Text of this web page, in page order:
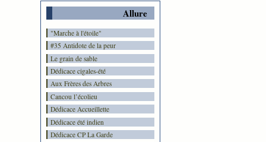
Allure
"Marche à l'étoile"
#35 Antidote de la peur
Le grain de sable
Dédicace cigales-été
Aux Frères des Arbres
Cancou l’écolieu
Dédicace Accueillette
Dédicace été indien
Dédicace CP La Garde